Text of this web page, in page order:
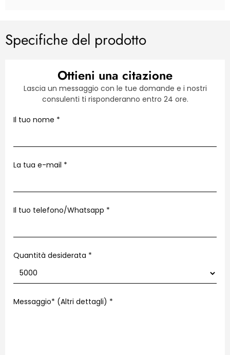
Specifiche del prodotto
Ottieni una citazione
Lascia un messaggio con le tue domande e i nostri
consulenti ti risponderanno entro 24 ore.
Il tuo nome *
La tua e-mail *
Il tuo telefono/Whatsapp *
Quantità desiderata *
Messaggio* (Altri dettagli) *